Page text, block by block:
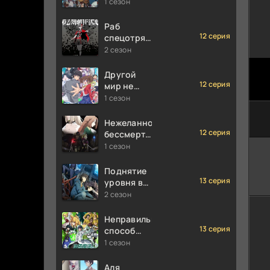
Раб
спецотряда
демонического
2 сезон
12 серия
Другой
мир не
может
силе
мгновенной
смерти
1 сезон
12 серия
Нежеланно
бессмертный
авантюрист
1 сезон
12 серия
Поднятие
уровня в
одиночку
2 сезон
13 серия
Неправильный
способ
использования
магии
1 сезон
13 серия
Аля